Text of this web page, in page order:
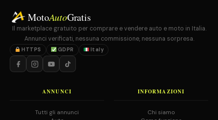
MotoAutoGratis
Il marketplace gratuito per comprare e vendere auto e moto in Italia.
Annunci verificati, nessuna commissione, nessuna sorpresa.
HTTPS GDPR Italy
ANNUNCI
Tutti gli annunci
INFORMAZIONI
Chi siamo